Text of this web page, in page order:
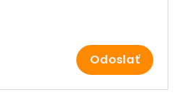
Odoslať